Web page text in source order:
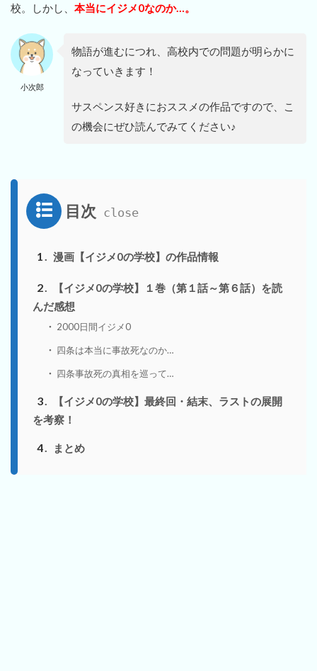
校。しかし、 本当にイジメ0なのか…。
小次郎
物語が進むにつれ、高校内での問題が明らかに
なっていきます！
サスペンス好きにおススメの作品ですので、こ
の機会にぜひ読んでみてください♪
目次
1 漫画【イジメ0の学校】の作品情報
2
【イジメ0の学校】１巻（第１話～第６話）を読
んだ感想
2000日間イジメ0
四条は本当に事故死なのか…
四条事故死の真相を巡って…
3
【イジメ0の学校】最終回・結末、ラストの展開
を考察！
4 まとめ